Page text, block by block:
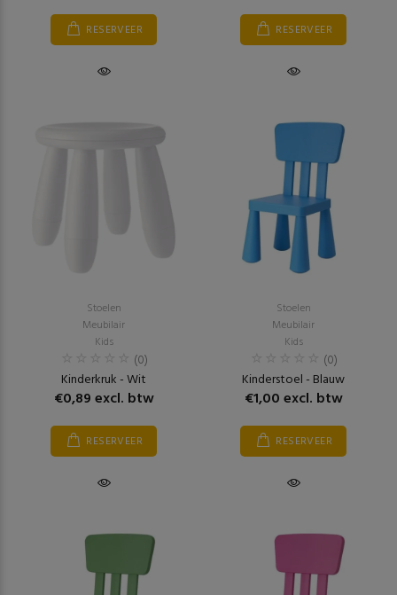
RESERVEER RESERVEER
Stoelen
Meubilair
Kids
(0)
Kinderkruk - Wit
€0,89 excl. btw
RESERVEER
Stoelen
Meubilair
Kids
(0)
Kinderstoel - Blauw
€1,00 excl. btw
RESERVEER